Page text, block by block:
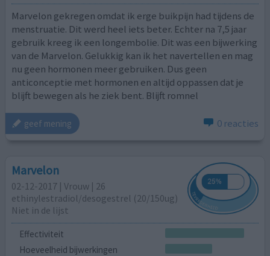
Marvelon gekregen omdat ik erge buikpijn had tijdens de
menstruatie. Dit werd heel iets beter. Echter na 7,5 jaar
gebruik kreeg ik een longembolie. Dit was een bijwerking
van de Marvelon. Gelukkig kan ik het navertellen en mag
nu geen hormonen meer gebruiken. Dus geen
anticonceptie met hormonen en altijd oppassen dat je
blijft bewegen als he ziek bent. Blijft romnel
geef mening 0 reacties
Marvelon
02-12-2017 | Vrouw | 26
ethinylestradiol/desogestrel (20/150ug)
Niet in de lijst
Effectiviteit
Hoeveelheid bijwerkingen